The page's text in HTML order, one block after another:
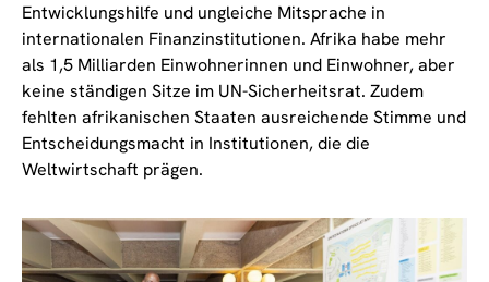
Entwicklungshilfe und ungleiche Mitsprache in
internationalen Finanzinstitutionen. Afrika habe mehr
als 1,5 Milliarden Einwohnerinnen und Einwohner, aber
keine ständigen Sitze im UN-Sicherheitsrat. Zudem
fehlten afrikanischen Staaten ausreichende Stimme und
Entscheidungsmacht in Institutionen, die die
Weltwirtschaft prägen.